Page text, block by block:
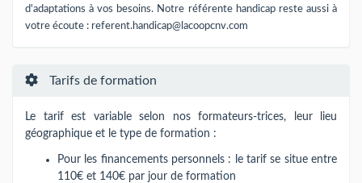
d'adaptations à vos besoins. Notre référente handicap reste aussi à
votre écoute : referent.handicap@lacoopcnv.com
Tarifs de formation
Le tarif est variable selon nos formateurs-trices​,​​ leur lieu
géographique et le type de formation :
Pour les financements personnels : le tarif se situe entre
110€ et 140€ par jour de formation